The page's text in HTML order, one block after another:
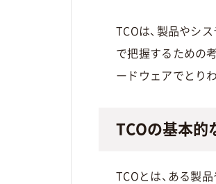
TCOは、製品やシ
で把握するための
ードウェアでとり
TCOの基本的
TCOとは、ある製